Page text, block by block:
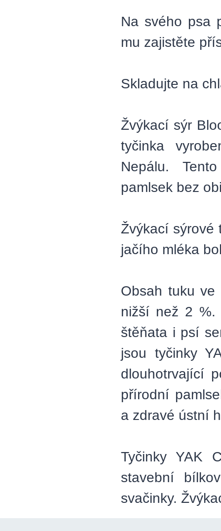
Na svého psa
mu zajistěte
Skladujte na
Žvýkací sýr
tyčinka
Nepálu.
pamlsek bez
Žvýkací sýrové
jačího mléka
Obsah tuku ve
nižší než 2 %.
štěňata i psí
jsou tyčinky
dlouhotrvající
přírodní
a zdravé ústní
Tyčinky YAK
stavební
svačinky.